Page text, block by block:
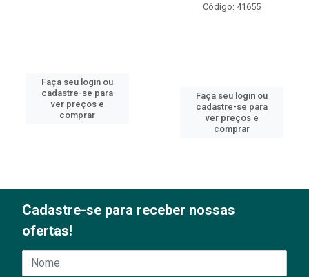
Faça seu login ou
cadastre-se para
ver preços e
comprar
Código: 41655
Faça seu login ou
cadastre-se para
ver preços e
comprar
Cadastre-se para receber nossas
ofertas!